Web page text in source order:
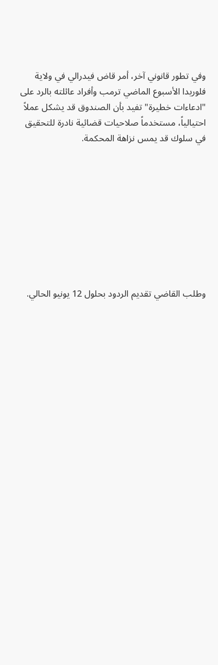
وفي تطور قانوني آخر، أمر قاض فيدرالي في ولاية
فلوريدا الأسبوع الماضي ترمب وأفراد عائلته بالرد على
"ادعاءات خطيرة" تفيد بأن الصندوق قد يشكل عملاً
احتيالياً، مستخدماً صلاحيات قضائية نادرة للتحقيق
في سلوك قد يمس نزاهة المحكمة.
وطلب القاضي تقديم الردود بحلول 12 يونيو الحالي.